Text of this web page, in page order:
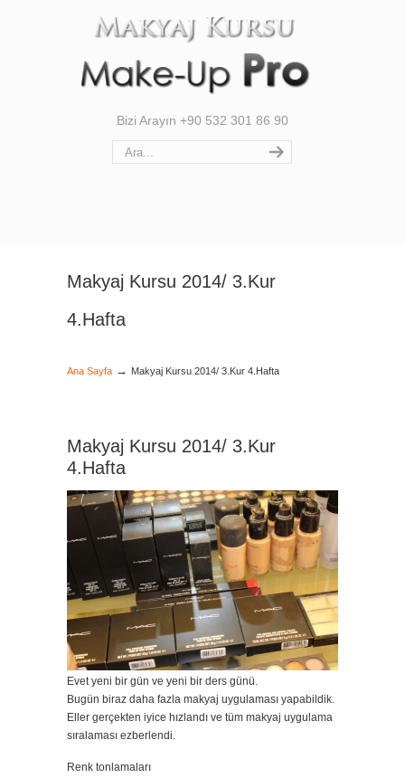
Bizi Arayın +90 532 301 86 90
Makyaj Kursu 2014/ 3.Kur
4.Hafta
Ana Sayfa → Makyaj Kursu 2014/ 3.Kur 4.Hafta
Makyaj Kursu 2014/ 3.Kur
4.Hafta
Evet yeni bir gün ve yeni bir ders günü.
Bugün biraz daha fazla makyaj uygulaması yapabildik.
Eller gerçekten iyice hızlandı ve tüm makyaj uygulama
sıralaması ezberlendi.
Renk tonlamaları